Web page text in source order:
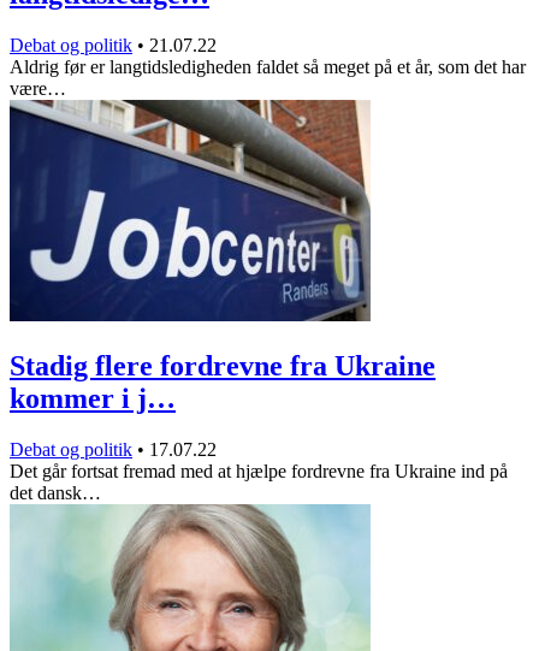
Debat og politik • 21.07.22
Aldrig før er langtidsledigheden faldet så meget på et år, som det har
være…
Stadig flere fordrevne fra Ukraine
kommer i j…
Debat og politik • 17.07.22
Det går fortsat fremad med at hjælpe fordrevne fra Ukraine ind på
det dansk…